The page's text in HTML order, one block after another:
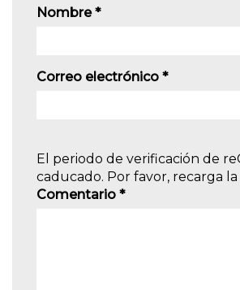
Nombre*
Correo electrónico *
El periodo de verificación de
caducado. Por favor, recarga la
Comentario *